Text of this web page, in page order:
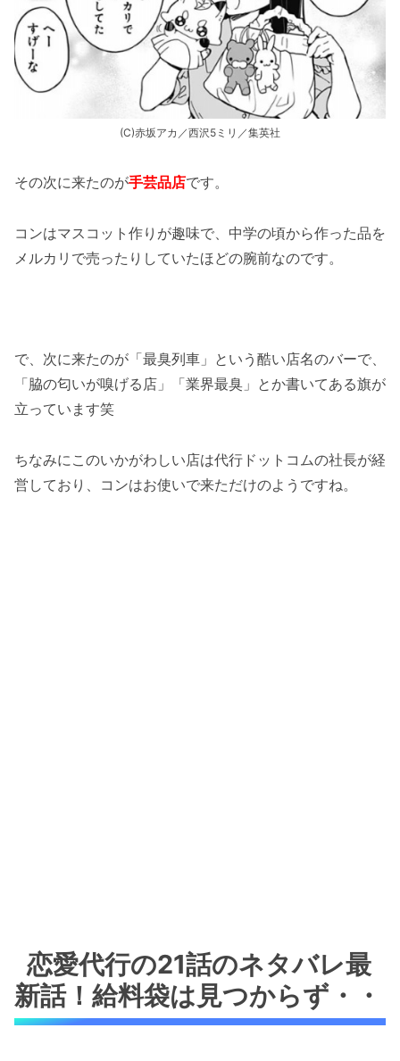
(C)赤坂アカ／西沢5ミリ／集英社
その次に来たのが手芸品店です。
コンはマスコット作りが趣味で、中学の頃から作った品を
メルカリで売ったりしていたほどの腕前なのです。
で、次に来たのが「最臭列車」という酷い店名のバーで、
「脇の匂いが嗅げる店」「業界最臭」とか書いてある旗が
立っています笑
ちなみにこのいかがわしい店は代行ドットコムの社長が経
営しており、コンはお使いで来ただけのようですね。
恋愛代行の21話のネタバレ最
新話！給料袋は見つからず・・